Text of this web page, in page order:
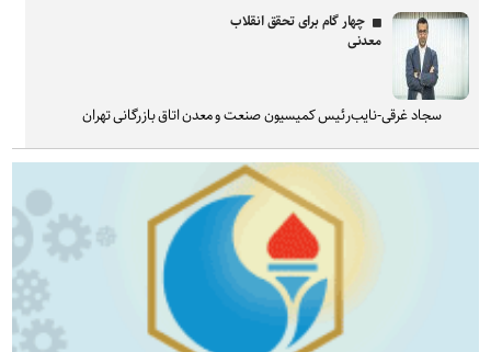
چهار گام برای تحقق انقلاب
معدنی
سجاد غرقی-نایب‌رئیس کمیسیون صنعت و معدن اتاق بازرگانی تهران